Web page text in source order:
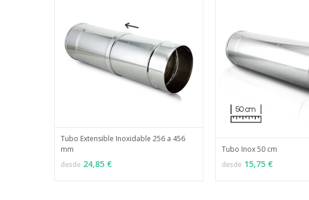
VER OPCIONES
Tubo Extensible Inoxidable 256 a 456
mm
desde 24,85 € VER OPCIONES
Tubo Inox 50 cm
desde 15,75 €